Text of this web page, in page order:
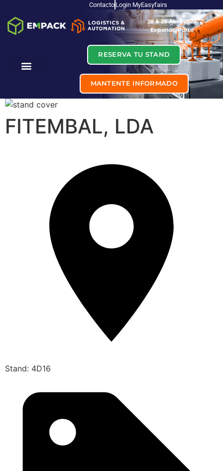
Contacto Login MyEasyfairs
28 & 29 Abril 2027
Exponor, Porto
RESERVA TU STAND
MANTENTE INFORMADO
FITEMBAL, LDA
Stand: 4D16